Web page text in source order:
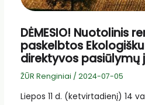
DĖMESIO! Nuotolinis
paskelbtos
direktyvos pasiūlymų
ŽŪR Renginiai / 2024-07-05
Liepos 11 d. (ketvirtadienį) 14